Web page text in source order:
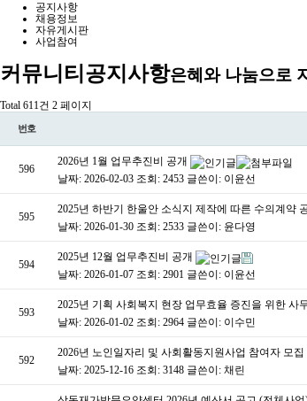
공지사항
채용정보
자유게시판
사업참여
커뮤니티 공지사항은혜와 나눔으로
Total 611건 2 페이지
번호
596
2026년 1월 업무추진비 공개
날짜: 2026-02-03 조회: 2453 글쓴이: 이윤선
595
2025년 하반기 한울안 소식지 제작에 따른 수의계약
날짜: 2026-01-30 조회: 2533 글쓴이: 윤다영
594
2025년 12월 업무추진비 공개
날짜: 2026-01-07 조회: 2901 글쓴이: 이윤선
593
2025년 기획 사회복지 현장 업무효율 증진을 위한
날짜: 2026-01-02 조회: 2964 글쓴이: 이수민
592
2026년 노인일자리 및 사회활동지원사업 참여자 모
날짜: 2025-12-16 조회: 3148 글쓴이: 채린